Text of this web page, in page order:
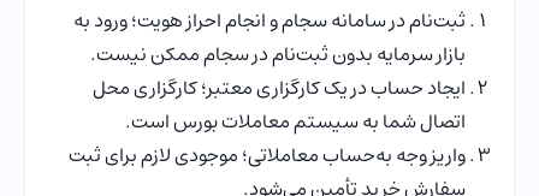
ثبت‌نام در سامانه سجام و انجام احراز هویت؛ ورود به
بازار سرمایه بدون ثبت‌نام در سجام ممکن نیست.
ایجاد حساب در یک کارگزاری معتبر؛ کارگزاری محل
اتصال شما به سیستم معاملات بورس است.
واریز وجه به‌حساب معاملاتی؛ موجودی لازم برای ثبت